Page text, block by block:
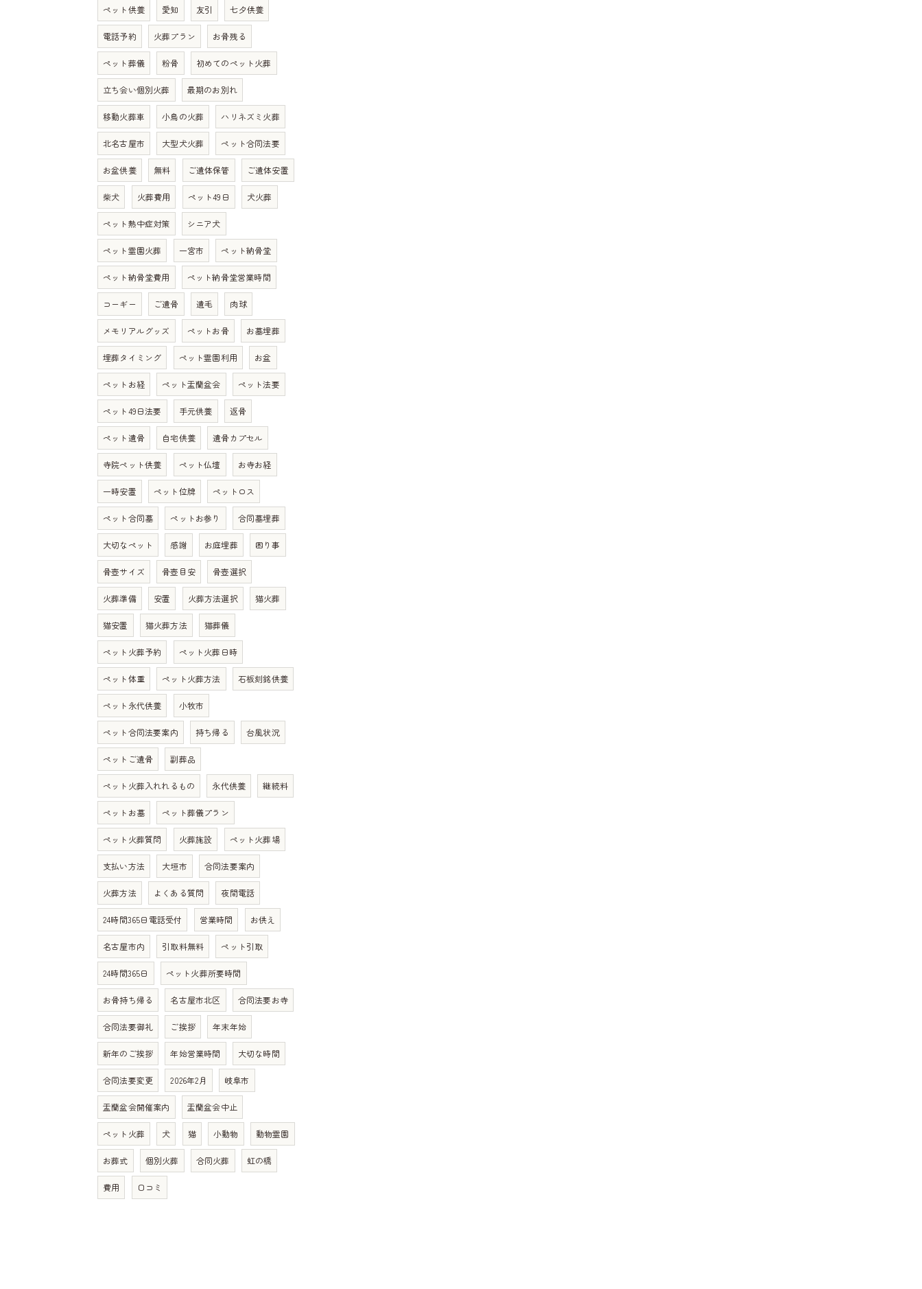
ペット供養 愛知 友引 七夕供養
電話予約 火葬プラン お骨残る
ペット葬儀 粉骨 初めてのペット火葬
立ち会い個別火葬 最期のお別れ
移動火葬車 小鳥の火葬 ハリネズミ火葬
北名古屋市 大型犬火葬 ペット合同法要
お盆供養 無料 ご遺体保管 ご遺体安置
柴犬 火葬費用 ペット49日 犬火葬
ペット熱中症対策 シニア犬
ペット霊園火葬 一宮市 ペット納骨堂
ペット納骨堂費用 ペット納骨堂営業時間
コーギー ご遺骨 遺毛 肉球
メモリアルグッズ ペットお骨 お墓埋葬
埋葬タイミング ペット霊園利用 お盆
ペットお経 ペット盂蘭盆会 ペット法要
ペット49日法要 手元供養 返骨
ペット遺骨 自宅供養 遺骨カプセル
寺院ペット供養 ペット仏壇 お寺お経
一時安置 ペット位牌 ペットロス
ペット合同墓 ペットお参り 合同墓埋葬
大切なペット 感謝 お庭埋葬 困り事
骨壺サイズ 骨壺目安 骨壺選択
火葬準備 安置 火葬方法選択 猫火葬
猫安置 猫火葬方法 猫葬儀
ペット火葬予約 ペット火葬日時
ペット体重 ペット火葬方法 石板刻銘供養
ペット永代供養 小牧市
ペット合同法要案内 持ち帰る 台風状況
ペットご遺骨 副葬品
ペット火葬入れれるもの 永代供養 継続料
ペットお墓 ペット葬儀プラン
ペット火葬質問 火葬施設 ペット火葬場
支払い方法 大垣市 合同法要案内
火葬方法 よくある質問 夜間電話
24時間365日電話受付 営業時間 お供え
名古屋市内 引取料無料 ペット引取
24時間365日 ペット火葬所要時間
お骨持ち帰る 名古屋市北区 合同法要お寺
合同法要御礼 ご挨拶 年末年始
新年のご挨拶 年始営業時間 大切な時間
合同法要変更 2026年2月 岐阜市
盂蘭盆会開催案内 盂蘭盆会中止
ペット火葬 犬 猫 小動物 動物霊園
お葬式 個別火葬 合同火葬 虹の橋
費用 口コミ